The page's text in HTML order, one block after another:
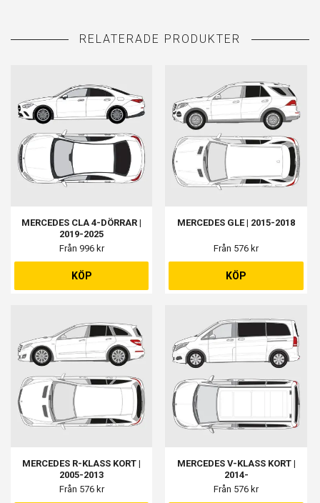
MERCEDES CLA 4-DÖRRAR |
2019-2025
Från 996 kr
KÖP
MERCEDES GLE | 2015-2018
Från 576 kr
KÖP
MERCEDES R-KLASS KORT |
2005-2013
Från 576 kr
MERCEDES V-KLASS KORT |
2014-
Från 576 kr